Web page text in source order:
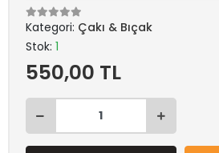
Kategori: Çakı & Bıçak
Stok: 1
550,00 TL